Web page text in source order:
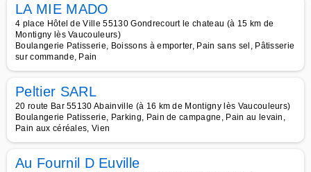
LA MIE MADO
4 place Hôtel de Ville 55130 Gondrecourt le chateau (à 15 km de
Montigny lès Vaucouleurs)
Boulangerie Patisserie, Boissons à emporter, Pain sans sel, Pâtisserie
sur commande, Pain
Peltier SARL
20 route Bar 55130 Abainville (à 16 km de Montigny lès Vaucouleurs)
Boulangerie Patisserie, Parking, Pain de campagne, Pain au levain,
Pain aux céréales, Vien
Au Fournil D Euville